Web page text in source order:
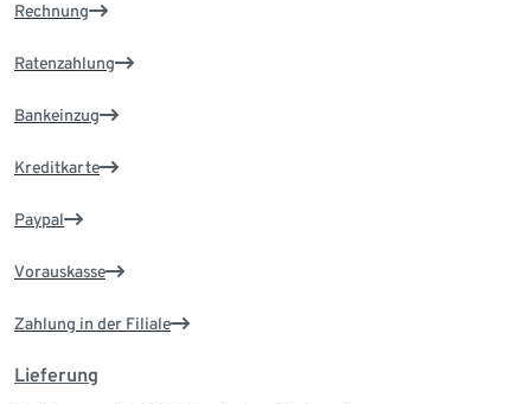
Rechnung
Ratenzahlung
Bankeinzug
Kreditkarte
Paypal
Vorauskasse
Zahlung in der Filiale
Lieferung